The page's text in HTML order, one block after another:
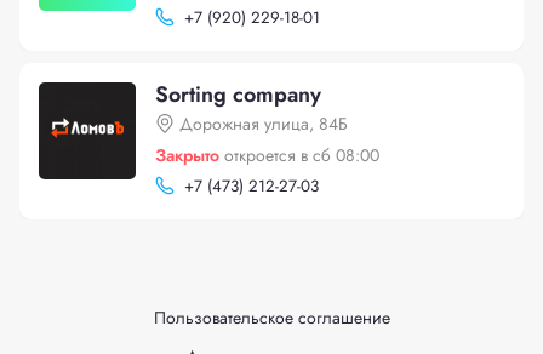
+7 (920) 229-18-01
Sorting company
Дорожная улица, 84Б
Закрыто откроется в сб 08:00
+7 (473) 212-27-03
Пользовательское соглашение